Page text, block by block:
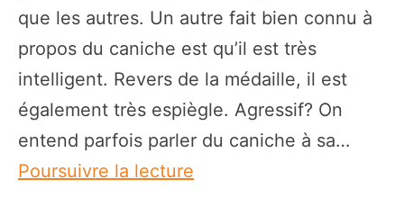
que les autres. Un autre fait bien connu à
propos du caniche est qu’il est très
intelligent. Revers de la médaille, il est
également très espiègle. Agressif? On
entend parfois parler du caniche à sa…
Poursuivre la lecture